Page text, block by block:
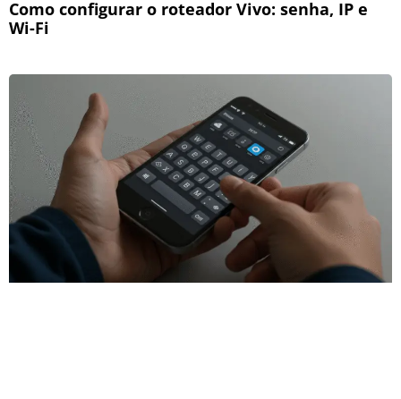
Como configurar o roteador Vivo: senha, IP e
Wi-Fi